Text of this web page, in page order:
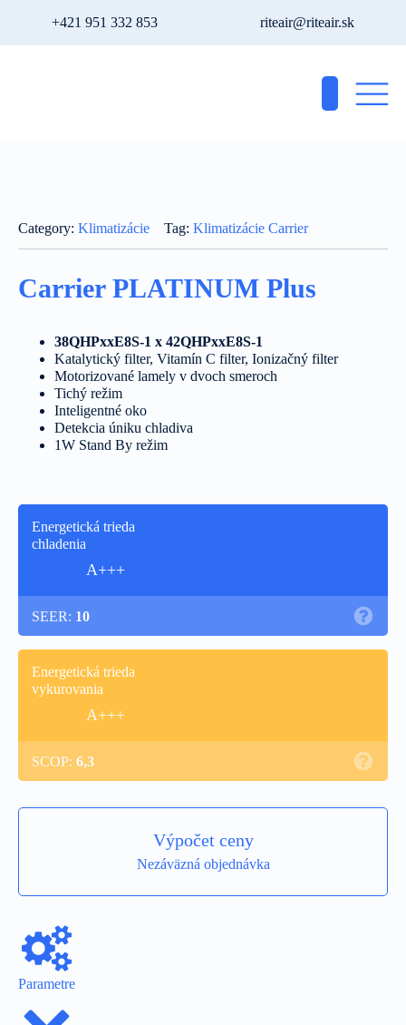
+421 951 332 853 riteair@riteair.sk
Category: Klimatizácie Tag: Klimatizácie Carrier
Carrier PLATINUM Plus
38QHPxxE8S-1 x 42QHPxxE8S-1
Katalytický filter, Vitamín C filter, Ionizačný filter
Motorizované lamely v dvoch smeroch
Tichý režim
Inteligentné oko
Detekcia úniku chladiva
1W Stand By režim
Energetická trieda
chladenia
A+++
SEER: 10
Energetická trieda
vykurovania
A+++
SCOP: 6,3
Výpočet ceny
Nezáväzná objednávka
Parametre